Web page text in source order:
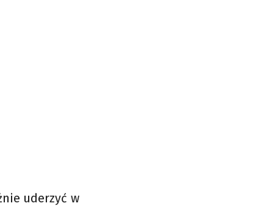
uderzyć w